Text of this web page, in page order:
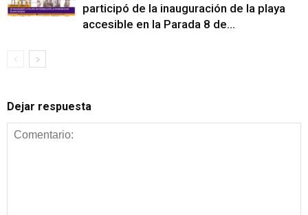
participó de la inauguración de la playa
accesible en la Parada 8 de...
Dejar respuesta